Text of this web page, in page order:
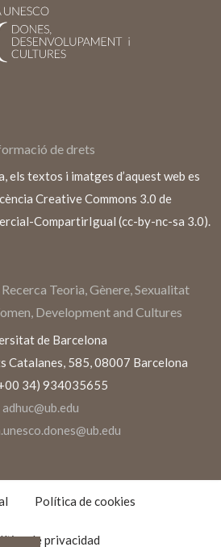
de drets
els textos i imatges d’aquest web es
Creative Commons 3.0 de
CompartirIgual (cc-by-nc-sa 3.0).
Teoria, Gènere, Sexualitat
Development and Cultures
de Barcelona
Catalanes, 585, 08007 Barcelona
34) 934035655
adhuc@ub.edu
Política de cookies
de privacidad